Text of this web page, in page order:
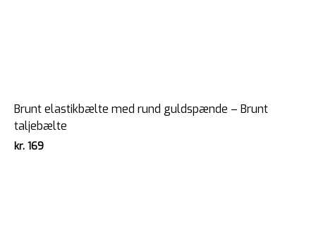
Brunt elastikbælte med rund guldspænde – Brunt
taljebælte
kr. 169